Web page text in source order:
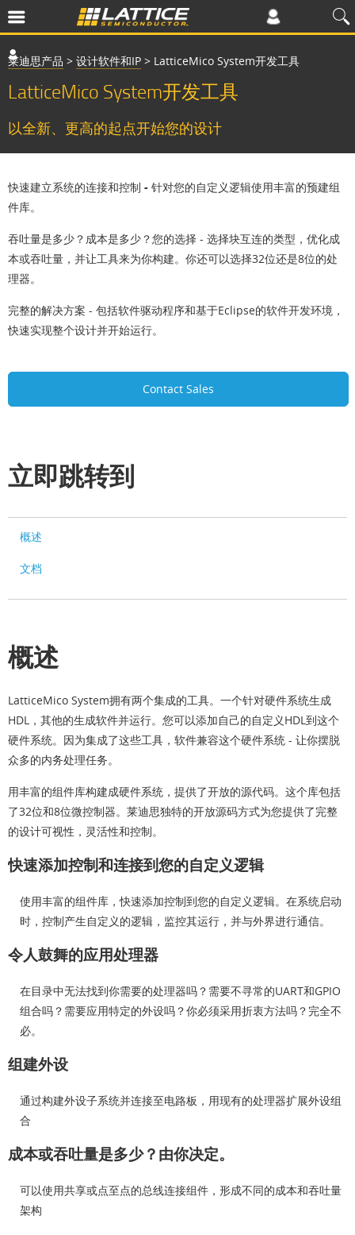
莱迪思产品 > 设计软件和IP > LatticeMico System开发工具
LatticeMico System开发工具
以全新、更高的起点开始您的设计
快速建立系统的连接和控制 - 针对您的自定义逻辑使用丰富的预建组
件库。
吞吐量是多少？ 成本是多少？您的选择 - 选择块互连的类型，优化成
本或吞吐量，并让工具来为你构建。你还可以选择32位还是8位的处
理器。
完整的解决方案 - 包括软件驱动程序和基于Eclipse的软件开发环境，
快速实现整个设计并开始运行。
Contact Sales
立即跳转到
概述
文档
概述
LatticeMico System拥有两个集成的工具。一个针对硬件系统生成
HDL，其他的生成软件并运行。您可以添加自己的自定义HDL到这个
硬件系统。因为集成了这些工具，软件兼容这个硬件系统 - 让你摆脱
众多的内务处理任务。
用丰富的组件库构建成硬件系统，提供了开放的源代码。这个库包括
了32位和8位微控制器。莱迪思独特的开放源码方式为您提供了完整
的设计可视性，灵活性和控制。
快速添加控制和连接到您的自定义逻辑
使用丰富的组件库，快速添加控制到您的自定义逻辑。在系统启动
时，控制产生自定义的逻辑，监控其运行，并与外界进行通信。
令人鼓舞的应用处理器
在目录中无法找到你需要的处理器吗？需要不寻常的UART和GPIO
组合吗？需要应用特定的外设吗？你必须采用折衷方法吗？完全不
必。
组建外设
通过构建外设子系统并连接至电路板，用现有的处理器扩展外设组
合
成本或吞吐量是多少？由你决定。
可以使用共享或点至点的总线连接组件，形成不同的成本和吞吐量
架构